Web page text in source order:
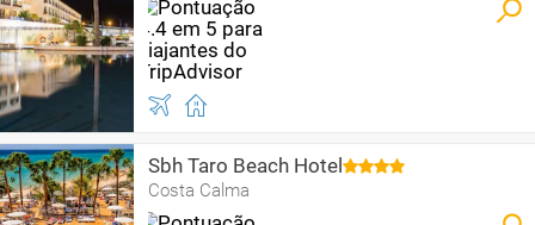
Sbh Taro Beach Hotel
Costa Calma